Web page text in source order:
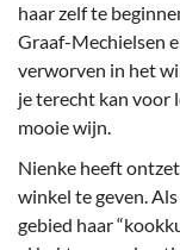
haar zelf te
Graaf-Mechielsen
verworven in het
je terecht kan voor
mooie wijn.
Nienke heeft
winkel te geven.
gebied haar